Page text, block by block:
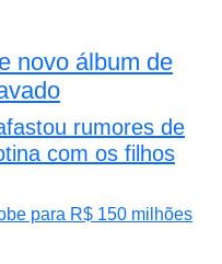
novo álbum de
rumores de
com os filhos